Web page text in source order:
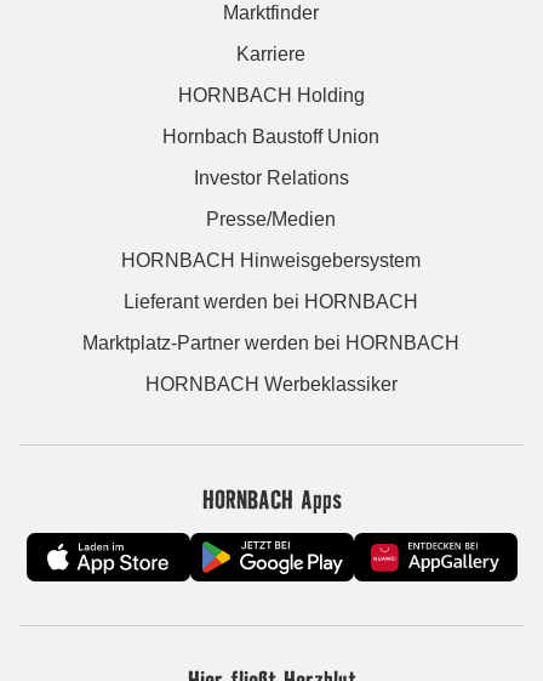
Marktfinder
Karriere
HORNBACH Holding
Hornbach Baustoff Union
Investor Relations
Presse/Medien
HORNBACH Hinweisgebersystem
Lieferant werden bei HORNBACH
Marktplatz-Partner werden bei HORNBACH
HORNBACH Werbeklassiker
HORNBACH Apps